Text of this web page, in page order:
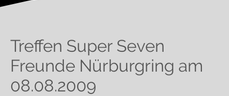
Treffen Super Seven
Freunde Nürburgring am
08.08.2009